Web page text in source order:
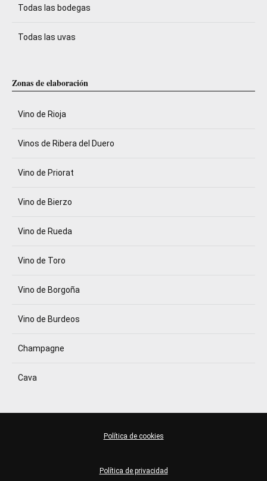
Todas las bodegas
Todas las uvas
Zonas de elaboración
Vino de Rioja
Vinos de Ribera del Duero
Vino de Priorat
Vino de Bierzo
Vino de Rueda
Vino de Toro
Vino de Borgoña
Vino de Burdeos
Champagne
Cava
Política de privacidad
Política de cookies